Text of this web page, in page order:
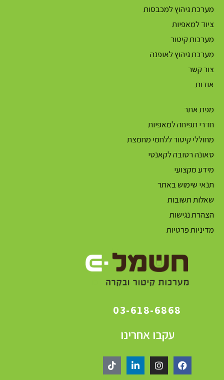
מערכת גיהוץ למכבסות
ציוד למאפיות
מערכות קיטור
מערכת גיהוץ לאופנה
צור קשר
אודות
מפת אתר
חדרי תפיחה למאפיות
מחוללי קיטור ללחמי מחמצת
סאונה רטובה לקאנטי
מידע מקצועי
תנאי שימוש באתר
שאלות תשובות
הצהרת נגישות
מדיניות פרטיות
03-618-6868
עקבו אחרינו